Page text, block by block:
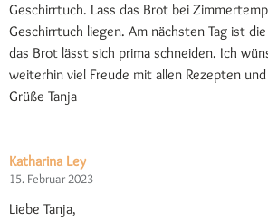
Geschirrtuch. Lass das Brot bei
Geschirrtuch liegen. Am nächsten Tag ist
das Brot lässt sich prima schneiden. Ich
weiterhin viel Freude mit allen Rezepten
Grüße Tanja
Katharina Ley
15. Februar 2023
Liebe Tanja,